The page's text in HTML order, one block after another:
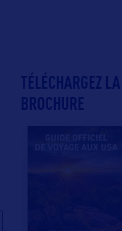
TÉLÉCHARGEZ LA
BROCHURE